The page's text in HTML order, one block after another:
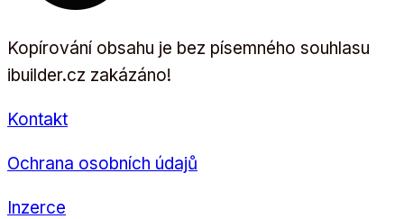
Kopírování obsahu je bez písemného souhlasu
ibuilder.cz zakázáno!
Kontakt
Ochrana osobních údajů
Inzerce